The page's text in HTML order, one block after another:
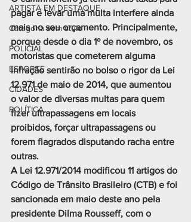
ARTISTA EM DESTAQUE
Categoria sem título
POLICIAL
ESPORTE
CIDADES
POLÍTICA
pagar e levar uma multa interfere ainda
mais no seu orçamento. Principalmente,
porque desde o dia 1º de novembro, os
motoristas que cometerem alguma
infração sentirão no bolso o rigor da Lei
12.971 de maio de 2014, que aumentou
o valor de diversas multas para quem
fizer ultrapassagens em locais
proibidos, forçar ultrapassagens ou
forem flagrados disputando racha entre
outras.
A Lei 12.971/2014 modificou 11 artigos do
Código de Trânsito Brasileiro (CTB) e foi
sancionada em maio deste ano pela
presidente Dilma Rousseff, com o